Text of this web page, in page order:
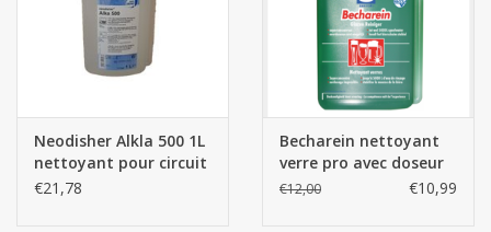
Neodisher Alkla 500 1L
nettoyant pour circuit
à lait
€21,78
Becharein nettoyant
verre pro avec doseur
intégré 1L
€12,00 €10,99